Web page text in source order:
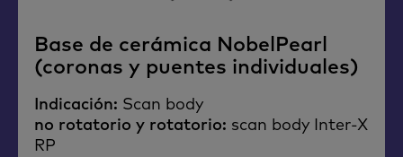
Base de cerámica NobelPearl
(coronas y puentes individuales)
Indicación: Scan body
no rotatorio y rotatorio: scan body Inter-X
RP